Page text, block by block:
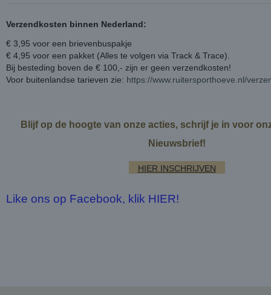
Verzendkosten binnen Nederland:
€ 3,95 voor een brievenbuspakje
€ 4,95 voor een pakket (Alles te volgen via Track & Trace).
Bij besteding boven de € 100,- zijn er geen verzendkosten!
Voor buitenlandse tarieven zie: https://www.ruitersporthoeve.nl/
Blijf op de hoogte van onze acties, schrijf je in voor
Nieuwsbrief!
HIER INSCHRIJVEN
Like ons op Facebook, klik HIER!